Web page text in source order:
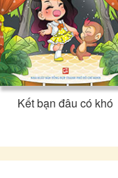
Kết bạn đâu có khó